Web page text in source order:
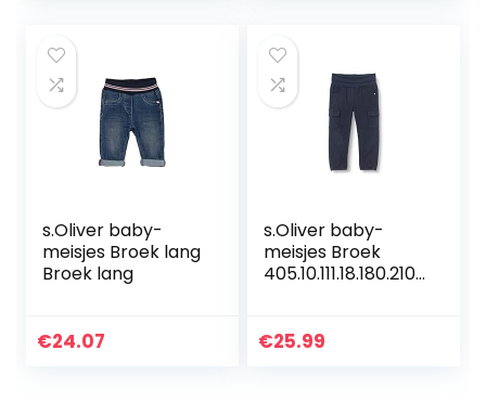
s.Oliver baby-
meisjes Broek lang
Broek lang
€24.07
s.Oliver baby-
meisjes Broek
405.10.111.18.180.2107
€25.99